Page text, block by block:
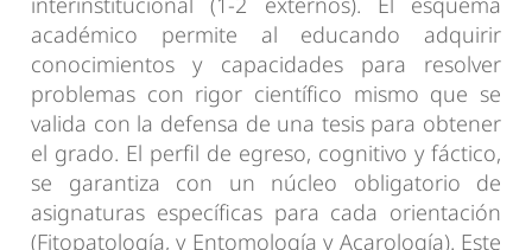
académico permite al educando adquirir
conocimientos y capacidades para resolver
problemas con rigor científico mismo que se
valida con la defensa de una tesis para obtener
el grado. El perfil de egreso, cognitivo y fáctico,
se garantiza con un núcleo obligatorio de
asignaturas específicas para cada orientación
(Fitopatología, y Entomología y Acarología). Este